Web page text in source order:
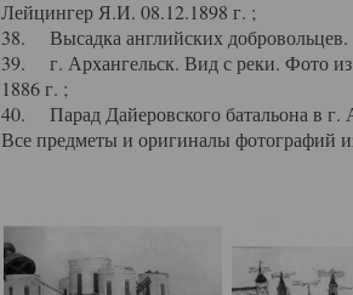
Лейцингер Я.И. 08.12.1898 г. ;
38. Высадка английских
39. г. Архангельск. Вид с реки. Фото
1886 г. ;
40. Парад Дайеровского батальона в г.
Все предметы и оригиналы фотографий